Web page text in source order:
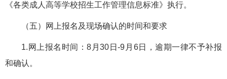
《各类成人高等学校招生工作管理信息标准》执行。
（五）网上报名及现场确认的时间和要求
1.网上报名时间：8月30日-9月6日，逾期一律不予补报
和确认。